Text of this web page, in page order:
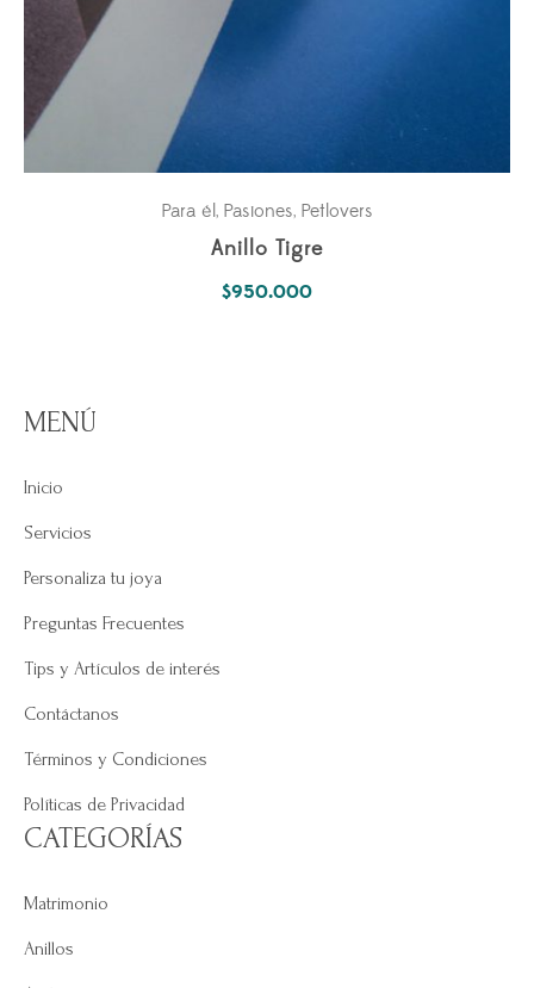
Para él, Pasiones, Petlovers
Anillo Tigre
$950.000
MENÚ
Inicio
Servicios
Personaliza tu joya
Preguntas Frecuentes
Tips y Artículos de interés
Contáctanos
Términos y Condiciones
Políticas de Privacidad
CATEGORÍAS
Matrimonio
Anillos